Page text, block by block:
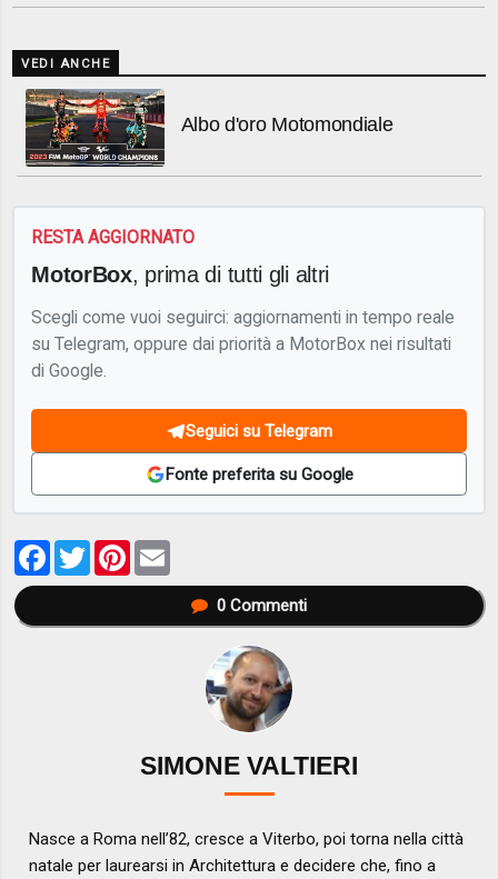
VEDI ANCHE
Albo d'oro Motomondiale
RESTA AGGIORNATO
MotorBox, prima di tutti gli altri
Scegli come vuoi seguirci: aggiornamenti in tempo reale
su Telegram, oppure dai priorità a MotorBox nei risultati
di Google.
Seguici su Telegram
Fonte preferita su Google
Facebook
TwitterPinterest
0Commenti
SIMONE VALTIERI
Nasce a Roma nell’82, cresce a Viterbo, poi torna nella città
natale per laurearsi in Architettura e decidere che, fino a